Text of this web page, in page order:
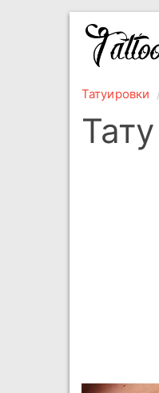
Татуировки